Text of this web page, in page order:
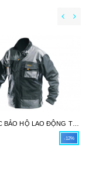
ÁO KHOÁC BẢO HỘ LAO ĐỘNG TOLSEN SIZE từ S- XXXL - HÀNG CHÍNH HÃNG
-12%